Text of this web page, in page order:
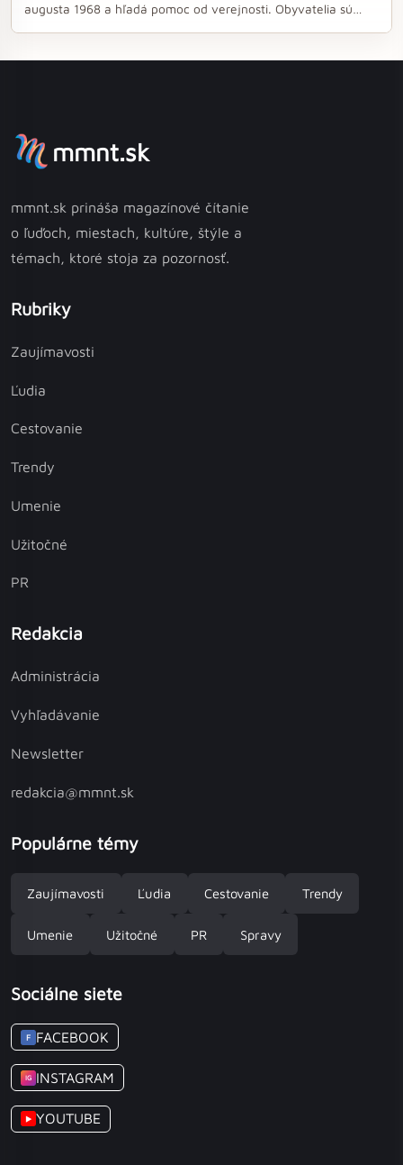
augusta 1968 a hľadá pomoc od verejnosti. Obyvatelia sú
sľubuje, že originály budú vrátené a pri každej použití
mmnt.sk
mmnt.sk prináša magazínové čítanie
o ľuďoch, miestach, kultúre, štýle a
témach, ktoré stoja za pozornosť.
Rubriky
Zaujímavosti
Ľudia
Cestovanie
Trendy
Umenie
Užitočné
PR
Redakcia
Administrácia
Vyhľadávanie
Newsletter
redakcia@mmnt.sk
Populárne témy
Zaujímavosti Ľudia Cestovanie Trendy
Umenie Užitočné PR Spravy
Sociálne siete
F FACEBOOK
IG INSTAGRAM
▶ YOUTUBE